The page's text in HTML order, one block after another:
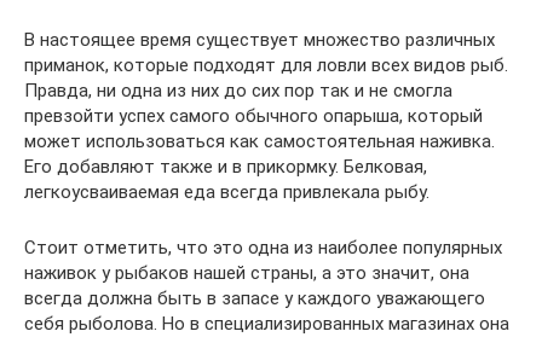
В настоящее время существует множество различных
приманок, которые подходят для ловли всех видов рыб.
Правда, ни одна из них до сих пор так и не смогла
превзойти успех самого обычного опарыша, который
может использоваться как самостоятельная наживка.
Его добавляют также и в прикормку. Белковая,
легкоусваиваемая еда всегда привлекала рыбу.
Стоит отметить, что это одна из наиболее популярных
наживок у рыбаков нашей страны, а это значит, она
всегда должна быть в запасе у каждого уважающего
себя рыболова. Но в специализированных магазинах она